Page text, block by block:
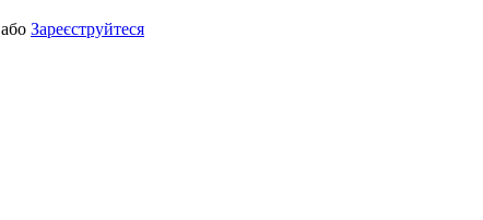
або Зареєструйтеся